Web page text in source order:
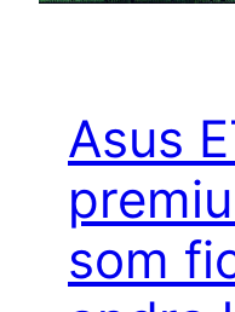
Asus
som